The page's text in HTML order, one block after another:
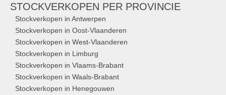
STOCKVERKOPEN PER PROVINCIE
Stockverkopen in Antwerpen
Stockverkopen in Oost-Vlaanderen
Stockverkopen in West-Vlaanderen
Stockverkopen in Limburg
Stockverkopen in Vlaams-Brabant
Stockverkopen in Waals-Brabant
Stockverkopen in Henegouwen